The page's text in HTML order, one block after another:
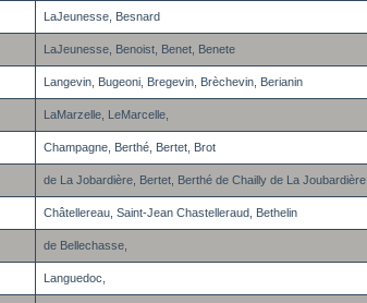
LaJeunesse, Besnard
LaJeunesse, Benoist, Benet, Benete
Langevin, Bugeoni, Bregevin, Brèchevin, Berianin
LaMarzelle, LeMarcelle,
Champagne, Berthé, Bertet, Brot
de La Jobardière, Bertet, Berthé de Chailly de La Joubardière
Châtellereau, Saint-Jean Chastelleraud, Bethelin
de Bellechasse,
Languedoc,